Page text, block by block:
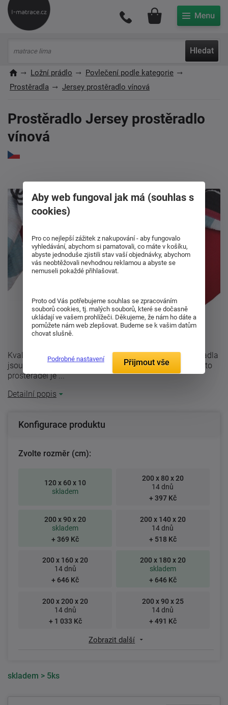
Hledat
Můj účet
Ložní prádlo
Povlečení podle kategorie
Prostěradla
Jersey prostěradlo vínová
Prostěradlo Jersey prostěradlo
vínová
Kvalitní jersey prostěradlo vínové barvy. Jersey prostěradla
jsou napínací, opatřena gumou v tunýlku.K výrobě těchto
prostěradel je ...
Detailní popis
Konfigurace produktu
Zvolte rozměr (cm):
120 x 60 x 10
skladem
200 x 80 x 20
14 dnů
+ 397 Kč
200 x 90 x 20
skladem
+ 369 Kč
200 x 140 x 20
14 dnů
+ 518 Kč
200 x 160 x 20
14 dnů
+ 646 Kč
200 x 180 x 20
skladem
+ 646 Kč
200 x 200 x 20
14 dnů
+ 1 033 Kč
200 x 90 x 25
14 dnů
+ 491 Kč
Zobrazit další
skladem > 5ks
Aby web fungoval jak má (souhlas s
cookies)
Pro co nejlepší zážitek z nakupování - aby fungovalo
vyhledávání, abychom si pamatovali, co máte v košíku,
abyste jednoduše zjistili stav vaší objednávky, abychom
vás neobtěžovali nevhodnou reklamou a abyste se
nemuseli pokaždé přihlašovat.
Proto od Vás potřebujeme souhlas se zpracováním
souborů cookies, tj. malých souborů, které se dočasně
ukládají ve vašem prohlížeči. Děkujeme, že nám ho dáte a
pomůžete nám web zlepšovat. Budeme se k vašim datům
chovat slušně.
Podrobné nastavení Přijmout vše